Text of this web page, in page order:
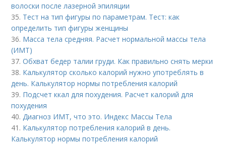
волоски после лазерной эпиляции
35. Тест на тип фигуры по параметрам. Тест: как
определить тип фигуры женщины
36. Масса тела средняя. Расчет нормальной массы тела
(ИМТ)
37.Обхват бедер талии груди. Как правильно снять мерки
38. Калькулятор сколько калорий нужно употреблять в
день. Калькулятор нормы потребления калорий
39. Подсчет ккал для похудения. Расчет калорий для
похудения
40.Диагноз ИМТ, что это. Индекс Массы Тела
41. Калькулятор потребления калорий в день.
Калькулятор нормы потребления калорий